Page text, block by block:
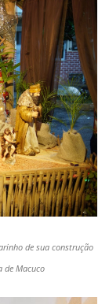
de sua construção
de Macuco